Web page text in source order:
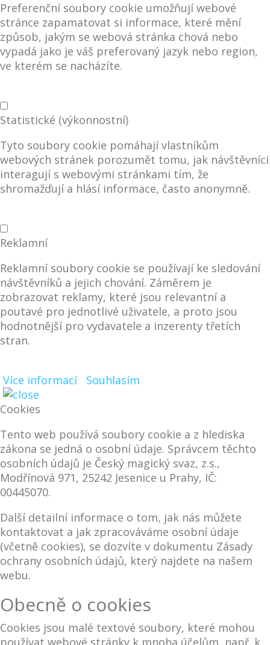
Preferenční soubory cookie umožňují webové
stránce zapamatovat si informace, které mění
způsob, jakým se webová stránka chová nebo
vypadá jako je váš preferovaný jazyk nebo region,
ve kterém se nacházíte.
Statistické (výkonnostní)
Tyto soubory cookie pomáhají vlastníkům
webových stránek porozumět tomu, jak návštěvníci
interagují s webovými stránkami tím, že
shromažďují a hlásí informace, často anonymně.
Reklamní
Reklamní soubory cookie se používají ke sledování
návštěvníků a jejich chování. Záměrem je
zobrazovat reklamy, které jsou relevantní a
poutavé pro jednotlivé uživatele, a proto jsou
hodnotnější pro vydavatele a inzerenty třetích
stran.
Více informací
Souhlasím
Cookies
Tento web používá soubory cookie a z hlediska
zákona se jedná o osobní údaje. Správcem těchto
osobních údajů je Český magický svaz, z.s.,
Modřínová 971, 25242 Jesenice u Prahy, IČ:
00445070.
Další detailní informace o tom, jak nás můžete
kontaktovat a jak zpracováváme osobní údaje
(včetně cookies), se dozvíte v dokumentu Zásady
ochrany osobních údajů, který najdete na našem
webu.
Obecně o cookies
Cookies jsou malé textové soubory, které mohou
používat webové stránky k mnoha účelům, např. k